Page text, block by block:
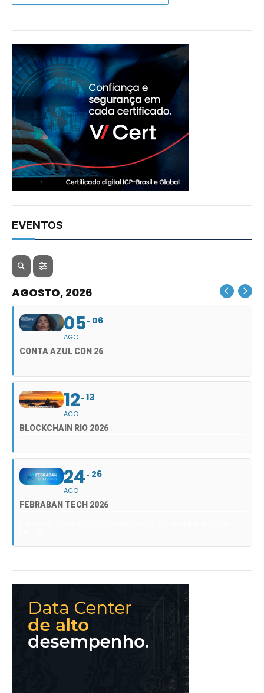
EVENTOS
AGOSTO, 2026
05
AGO
06
CONTA AZUL CON 26
12
AGO
13
BLOCKCHAIN RIO 2026
24
AGO
26
FEBRABAN TECH 2026